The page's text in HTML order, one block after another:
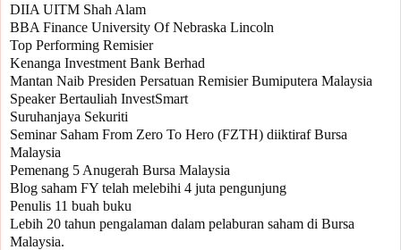
DIIA UITM Shah Alam
BBA Finance University Of Nebraska Lincoln
Top Performing Remisier
Kenanga Investment Bank Berhad
Mantan Naib Presiden Persatuan Remisier Bumiputera Malaysia
Speaker Bertauliah InvestSmart
Suruhanjaya Sekuriti
Seminar Saham From Zero To Hero (FZTH) diiktiraf Bursa
Malaysia
Pemenang 5 Anugerah Bursa Malaysia
Blog saham FY telah melebihi 4 juta pengunjung
Penulis 11 buah buku
Lebih 20 tahun pengalaman dalam pelaburan saham di Bursa
Malaysia.